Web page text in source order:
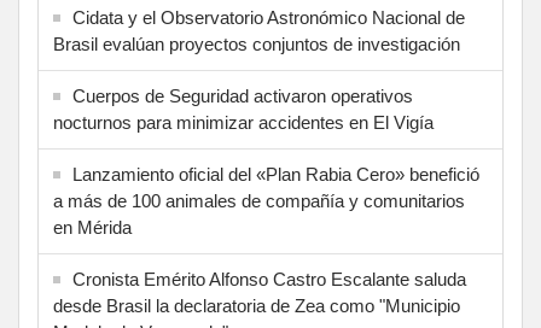
Cidata y el Observatorio Astronómico Nacional de
Brasil evalúan proyectos conjuntos de investigación
Cuerpos de Seguridad activaron operativos
nocturnos para minimizar accidentes en El Vigía
Lanzamiento oficial del «Plan Rabia Cero» benefició
a más de 100 animales de compañía y comunitarios
en Mérida
Cronista Emérito Alfonso Castro Escalante saluda
desde Brasil la declaratoria de Zea como "Municipio